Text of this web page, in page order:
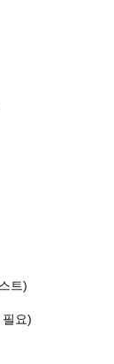
트)
요)